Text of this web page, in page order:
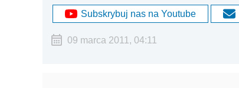
Subskrybuj nas na Youtube
09 marca 2011, 04:11